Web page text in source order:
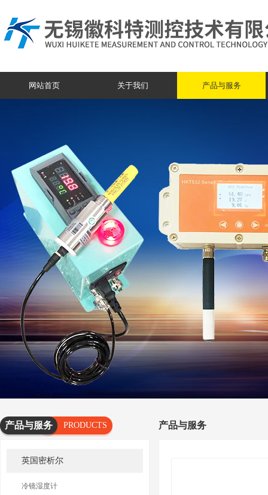
网站首页 关于我们 产品与服务
产品与服务
PRODUCTS
英国密析尔
冷镜湿度计
产品与服务